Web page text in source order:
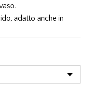
adatto anche in